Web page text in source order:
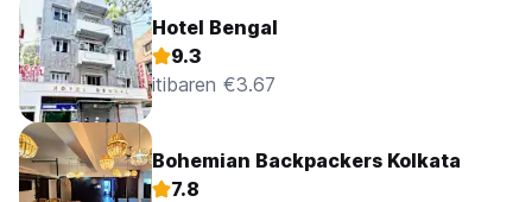
Hotel Bengal
9.3
itibaren €3.67
Bohemian Backpackers Kolkata
7.8